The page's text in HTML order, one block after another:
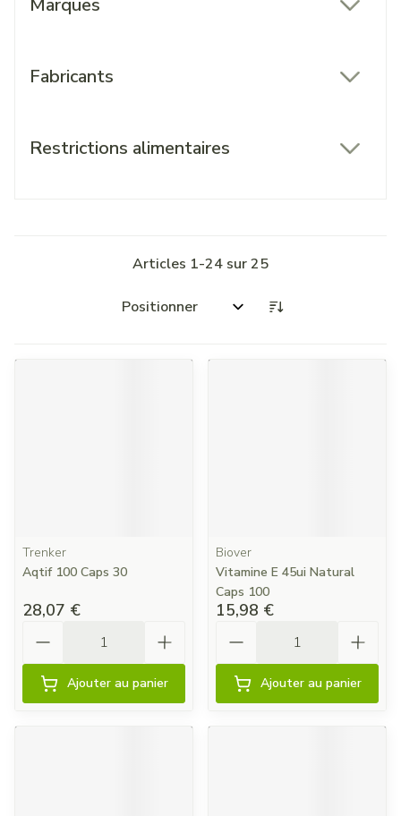
Marques
Fabricants
Restrictions alimentaires
Articles 1-24 sur25
Trier par:
Trenker
Aqtif 100 Caps 30
28,07 €
Ajouter au panier
Biover
Vitamine E 45ui Natural
Caps 100
15,98 €
Ajouter au panier